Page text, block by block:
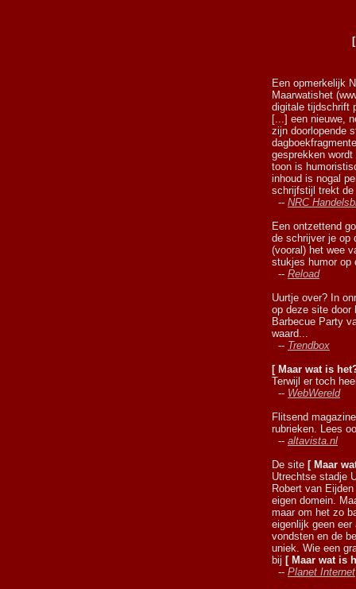
Een opmerkelijk
Maarwatishet
digitale tijdschrift
[...] een nieuwe,
zijn doorlopende
gesprekken
toon is
inhoud is nogal
schrijfstijl trekt
-- NRC
Een ontzettend
de schrijver je op
(vooral) het wee
stukjes humor op
-- Reload
Uurtje over? In
op deze site door
Barbecue Party
waard...
-- Trendbox
[ Maar wat is
Terwijl er toch
-- WebWereld
Flitsend
rubrieken. Lees
-- altavista.nl
De site [ Maar
Utrechtse stadje
Robert van
eigen domein.
maar om het zo
eigenlijk geen
vondsten en de
uniek. Wie een
bij [ Maar wat is
-- Planet Internet